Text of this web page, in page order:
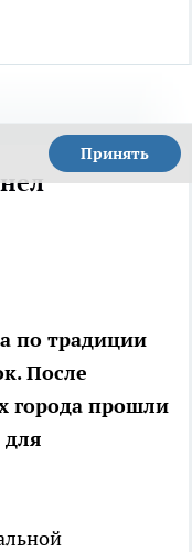
Принять
по традиции
После
города прошли